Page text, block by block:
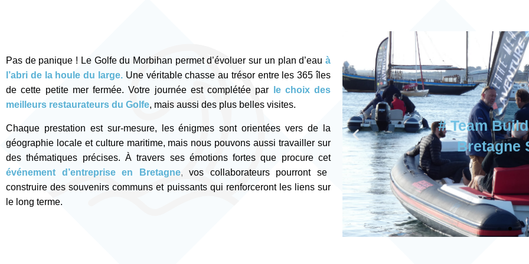
Pas de panique ! Le Golfe du Morbihan permet d’évoluer sur un plan d’eau à
l’abri de la houle du large. Une véritable chasse au trésor entre les 365 îles
de cette petite mer fermée. Votre journée est complétée par
le choix des
meilleurs restaurateurs du Golfe, mais aussi des plus belles visites.
Chaque prestation est sur-mesure, les énigmes sont orientées vers de la
géographie locale et culture maritime, mais nous pouvons aussi travailler sur
des thématiques précises. À travers ses émotions fortes que procure cet
événement d’entreprise en Bretagne, vos collaborateurs pourront se
construire des souvenirs communs et puissants qui renforceront les liens sur
le long terme.
# Rallye
dans le
# Team
Bretagne
# Rallye
dans le
# Team
Bretagne
# Rallye
dans le
# Team
Bretagne